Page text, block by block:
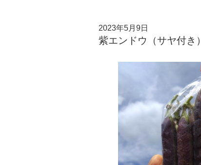
2023年5月9日
紫エンドウ（サヤ付き）